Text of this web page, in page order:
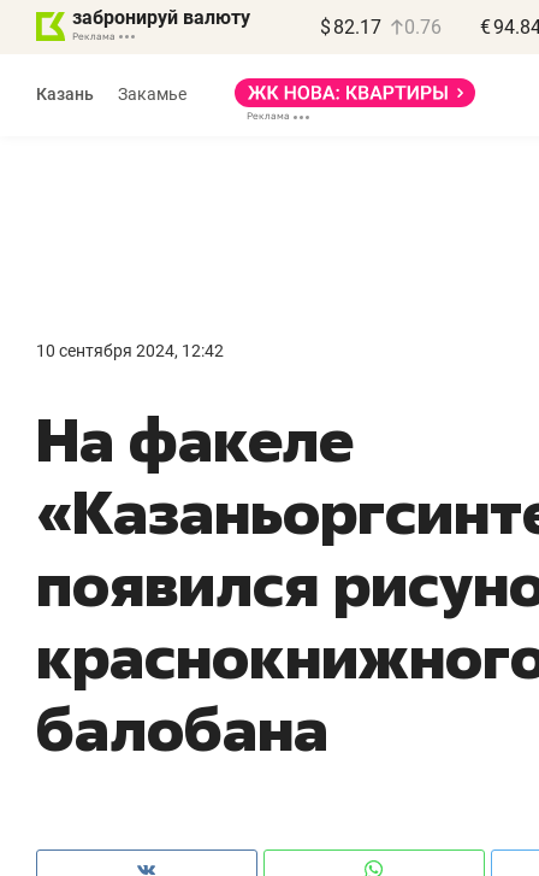
забронируй валюту $ 82.17 0.76 €
Казань Закамье
10 сентября 2024, 12:42
На факеле
появился
балобана
правил, бизнес может
потерять минимум
Как бизнесу выйти на зарубежные
чем интересен Оман?